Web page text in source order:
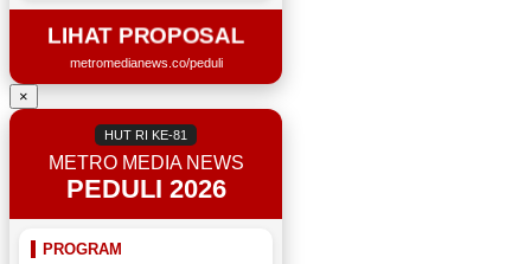
LIHAT PROPOSAL
metromedianews.co/peduli
×
HUT RI KE-81
METRO MEDIA NEWS
PEDULI 2026
PROGRAM